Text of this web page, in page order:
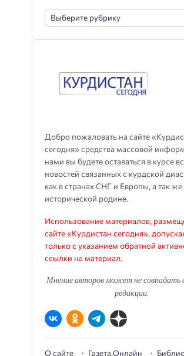
Добро пожаловать на сайте
сегодня» средства массовой
нами вы будете оставаться в курсе
новостей связанных с курдской
как в странах СНГ и Европы, а так же
исторической родине.
Использование материалов,
сайте «Курдистан сегодня»,
только с указанием обратной
ссылки на материал.
Мнение авторов может не совпадать
редакции.
О сайте Газета.Онлайн